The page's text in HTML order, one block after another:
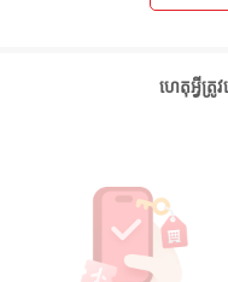
ហេតុអ្វីត្រូ